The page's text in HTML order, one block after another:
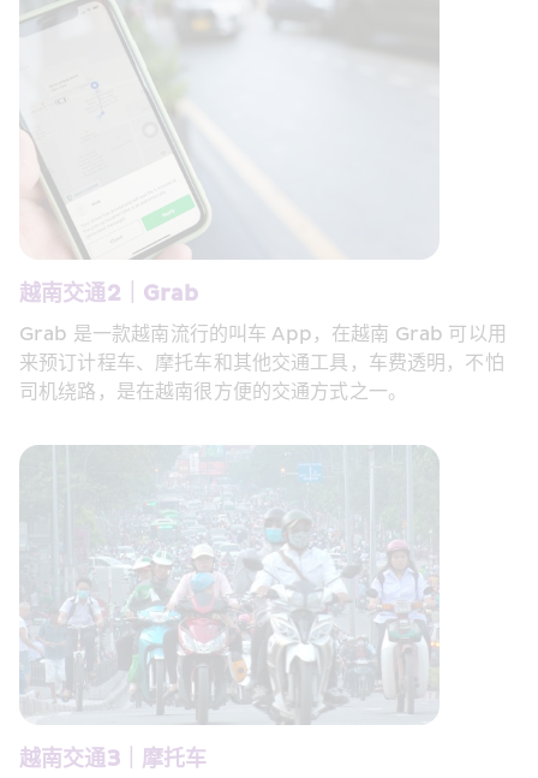
越南交通2｜Grab
Grab 是一款越南流行的叫车 App，在越南 Grab 可以用
来预订计程车、摩托车和其他交通工具，车费透明，不怕
司机绕路，是在越南很方便的交通方式之一。
越南交通3｜摩托车